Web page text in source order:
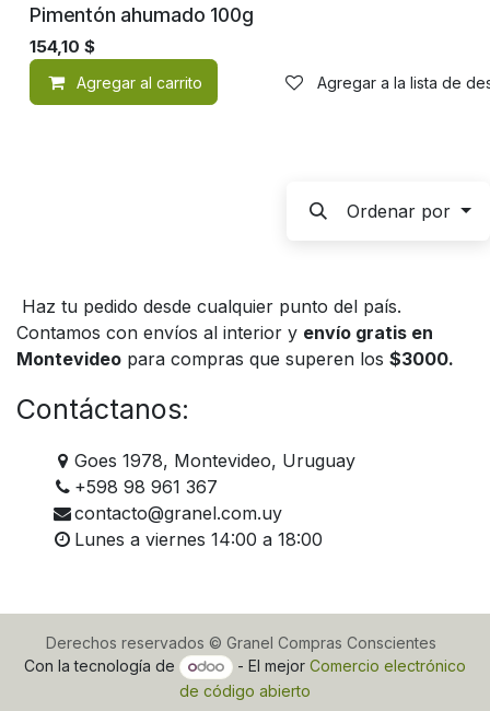
Pimentón ahumado 100g
154,10 $
Agregar al carrito Agregar a la lista de
Ordenar por
Haz tu pedido desde cualquier punto del país.
Contamos con envíos al interior y envío gratis en
Montevideo para compras que superen los $3000.
Contáctanos:
Goes 1978, Montevideo, Uruguay
+598 98 961 367
contacto@granel.com.uy
Lunes a viernes 14:00 a 18:00
Derechos reservados © Granel Compras Conscientes
Con la tecnología de
- El mejor Comercio electrónico
de código abierto